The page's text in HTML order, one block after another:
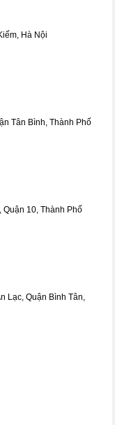
Hà Nội
Tân Bình, Thành Phố
10, Thành Phố
Lạc, Quận Bình Tân,